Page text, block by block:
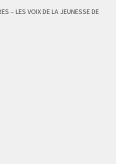
– LES VOIX DE LA JEUNESSE DE